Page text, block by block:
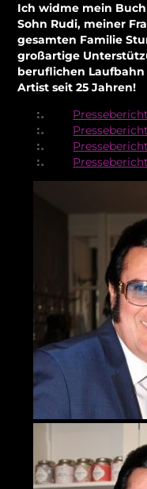
Ich widme mein
Sohn Rudi, meiner
gesamten Familie
großartige
beruflichen Laufbahn
Artist seit 25 Jahren!